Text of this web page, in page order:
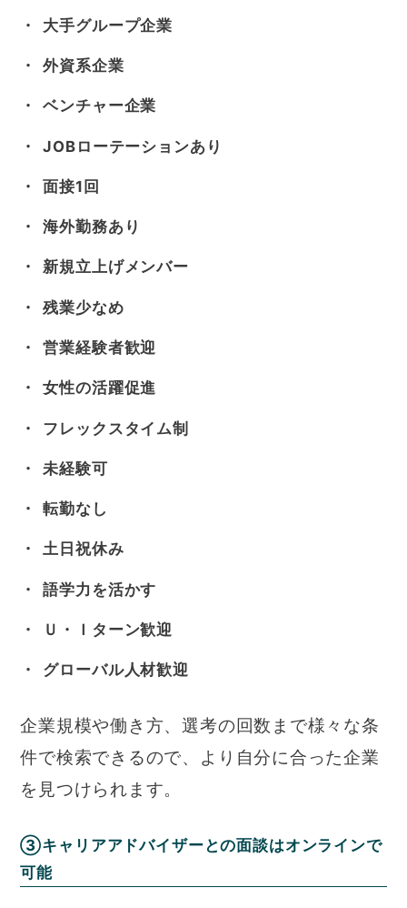
大手グループ企業
外資系企業
ベンチャー企業
JOBローテーションあり
面接1回
海外勤務あり
新規立上げメンバー
残業少なめ
営業経験者歓迎
女性の活躍促進
フレックスタイム制
未経験可
転勤なし
土日祝休み
語学力を活かす
Ｕ・Ｉターン歓迎
グローバル人材歓迎
企業規模や働き方、選考の回数まで様々な条
件で検索できるので、より自分に合った企業
を見つけられます。
③キャリアアドバイザーとの面談はオンラインで
可能